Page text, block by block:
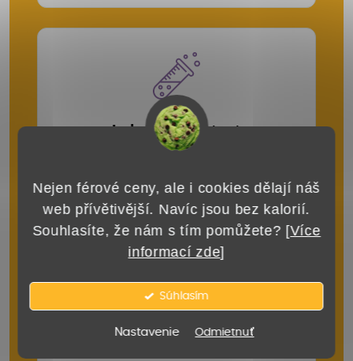
Nejen férové ceny, ale i cookies dělají náš
web přívětivější. Navíc jsou bez kalorií.
Souhlasíte, že nám s tím pomůžete? [Více
informací zde]
Súhlasím
Nastavenie Odmietnuť
Laboratórne testy
účinných látok
a zdravotnú
nezávadnosť.